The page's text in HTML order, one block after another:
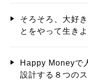
そろそろ、大好き
とをやって生きよ
Happy Moneyで
設計する８つの